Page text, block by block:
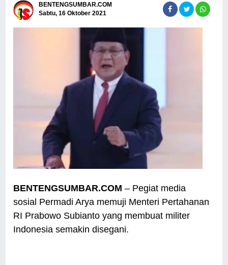
BENTENGSUMBAR.COM
Sabtu, 16 Oktober 2021
BENTENGSUMBAR.COM – Pegiat media
sosial Permadi Arya memuji Menteri Pertahanan
RI Prabowo Subianto yang membuat militer
Indonesia semakin disegani.